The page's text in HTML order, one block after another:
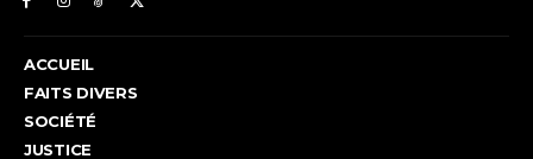
ACCUEIL
FAITS DIVERS
SOCIÉTÉ
JUSTICE